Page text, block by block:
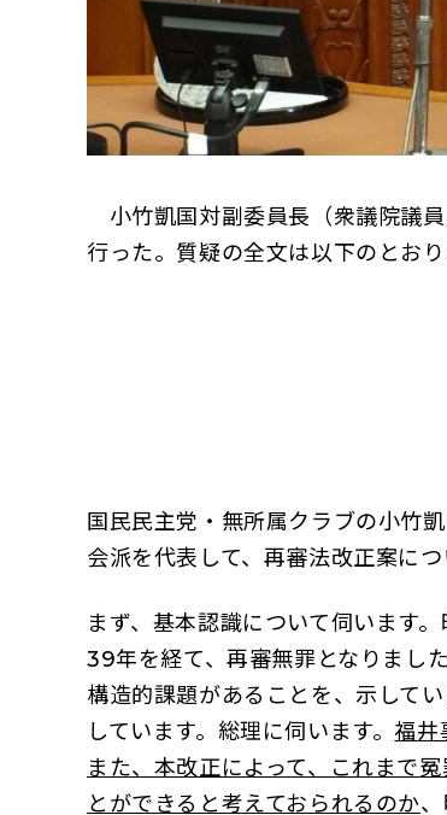
小竹凱国対副委員長（衆議院議
行った。質疑の全文は以下のとおり
国民民主党・無所属クラブの小竹凱
会派を代表して、再審法改正案に
まず、基本認識について伺います
39年を経て、再審無罪となりまし
構造的課題があることを、示して
しています。総理に伺います。 福井
また、本改正によって、これまで
とができると考えておられるのか